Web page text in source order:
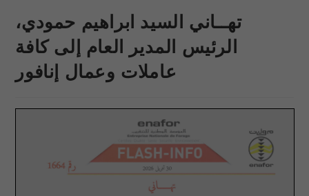
تهــاني السيد ابراهيم حمودي،
الرئيس المدير العام إلى كافة
عاملات وعمال إنافور